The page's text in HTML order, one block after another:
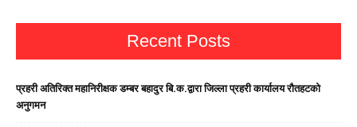
Recent Posts
प्रहरी अतिरिक्त महानिरीक्षक डम्बर बहादुर बि.क.द्वारा जिल्ला प्रहरी कार्यालय रौतहटको
अनुगमन